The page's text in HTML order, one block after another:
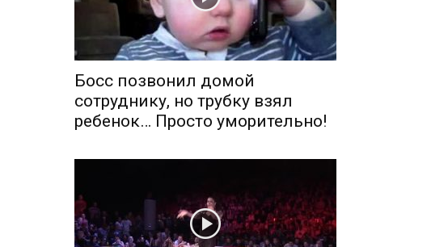
Босс позвонил домой
сотруднику, но трубку взял
ребенок… Просто уморительно!